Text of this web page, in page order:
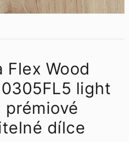
Flex Wood
light
dílce